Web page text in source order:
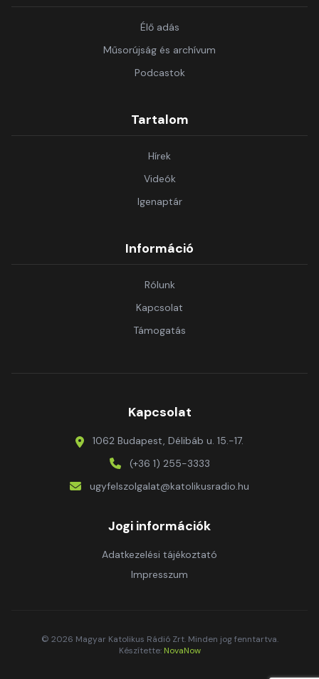
Élő adás
Műsorújság és archívum
Podcastok
Tartalom
Hírek
Videók
Igenaptár
Információ
Rólunk
Kapcsolat
Támogatás
Kapcsolat
1062 Budapest, Délibáb u. 15.-17.
(+36 1) 255-3333
ugyfelszolgalat@katolikusradio.hu
Jogi információk
Adatkezelési tájékoztató
Impresszum
© 2026 Magyar Katolikus Rádió Zrt. Minden jog fenntartva.
Készítette: NovaNow